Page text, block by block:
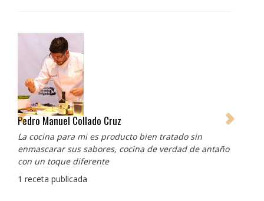
Pedro Manuel Collado Cruz
La cocina para mi es producto bien tratado sin
enmascarar sus sabores, cocina de verdad de antaño
con un toque diferente
1 receta publicada